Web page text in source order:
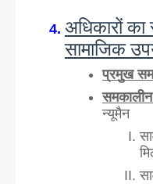
अधिकारों
सामाजिक
प्रमुख
न्यूमैन